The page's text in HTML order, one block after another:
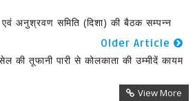
एवं अनुश्रवण समिति (दिशा) की बैठक सम्पन्न
Older Article
की तूफानी पारी से कोलकाता की उम्मीदें कायम
View More